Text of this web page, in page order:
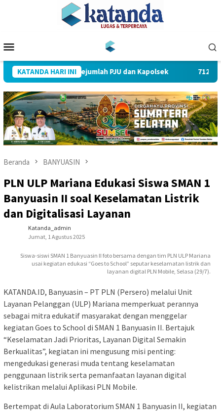
Mobile
KATANDA HARI INI
Sertijab Sejumlah PJU dan Kapolsek 712 Pegawai
Beranda BANYUASIN
PLN ULP Mariana Edukasi Siswa SMAN 1
Banyuasin II soal Keselamatan Listrik
dan Digitalisasi Layanan
Katanda_admin
Jumat, 1 Agustus 2025
Siswa-siswi SMAN 1 Banyuasin II foto bersama dengan tim PLN ULP Mariana
usai kegiatan edukasi “Goes to School” seputar keselamatan listrik dan
layanan digital PLN Mobile, Selasa (29/7).
KATANDA.ID, Banyuasin – PT PLN (Persero) melalui Unit
Layanan Pelanggan (ULP) Mariana memperkuat perannya
sebagai mitra edukatif masyarakat dengan menggelar
kegiatan Goes to School di SMAN 1 Banyuasin II. Bertajuk
“Keselamatan Jadi Prioritas, Layanan Digital Semakin
Berkualitas”, kegiatan ini mengusung misi penting:
mengedukasi generasi muda tentang keselamatan
penggunaan listrik serta pemanfaatan layanan digital
kelistrikan melalui Aplikasi PLN Mobile.
Bertempat di Aula Laboratorium SMAN 1 Banyuasin II, kegiatan